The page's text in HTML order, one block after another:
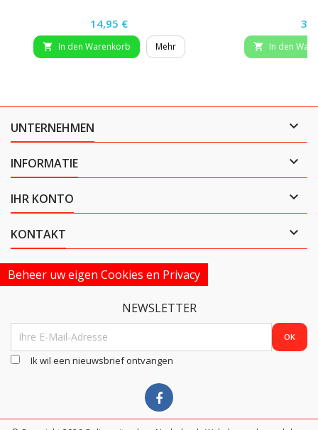
Preis
14,95 €
 In den Warenkorb Mehr  In den
UNTERNEHMEN 
INFORMATIE 
IHR KONTO 
KONTAKT 
Beheer uw eigen Cookies en Privacy
NEWSLETTER
Ik wil een nieuwsbrief ontvangen